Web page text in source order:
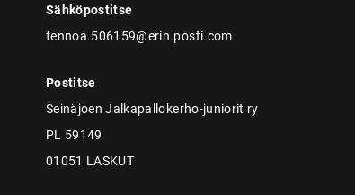
Sähköpostitse
fennoa.506159@erin.posti.com
Postitse
Seinäjoen Jalkapallokerho-juniorit ry
PL 59149
01051 LASKUT